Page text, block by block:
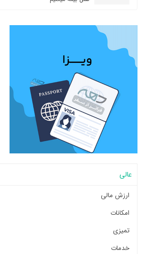
عالی
ارزش مالی
امکانات
تمیزی
خدمات